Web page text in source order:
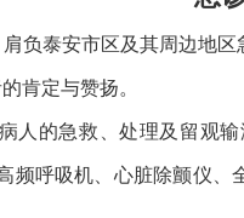
肩负泰安市区及其周边地
肯定与赞扬。
人的急救、处理及留观
频呼吸机、心脏除颤仪